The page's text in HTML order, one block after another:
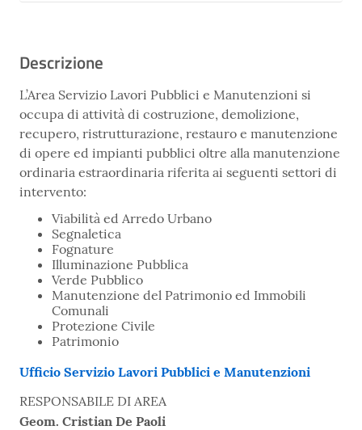
Descrizione
L’Area Servizio Lavori Pubblici e Manutenzioni si
occupa di attività di costruzione, demolizione,
recupero, ristrutturazione, restauro e manutenzione
di opere ed impianti pubblici oltre alla manutenzione
ordinaria estraordinaria riferita ai seguenti settori di
intervento:
Viabilità ed Arredo Urbano
Segnaletica
Fognature
Illuminazione Pubblica
Verde Pubblico
Manutenzione del Patrimonio ed Immobili
Comunali
Protezione Civile
Patrimonio
Ufficio Servizio Lavori Pubblici e Manutenzioni
RESPONSABILE DI AREA
Geom. Cristian De Paoli